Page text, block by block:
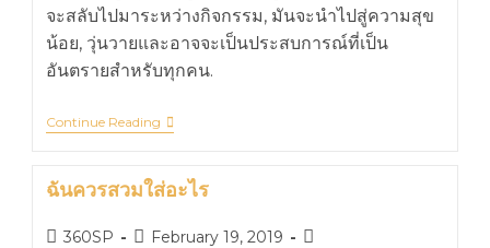
จะสลับไปมาระหว่างกิจกรรม, มันจะนำไปสู่ความสุข
น้อย, วุ่นวายและอาจจะเป็นประสบการณ์ที่เป็น
อันตรายสำหรับทุกคน.
Continue Reading
ฉันควรสวมใส่อะไร
360SP February 19, 2019